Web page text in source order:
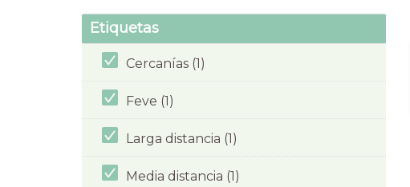
Etiquetas
Cercanías (1)
Feve (1)
Larga distancia (1)
Media distancia (1)